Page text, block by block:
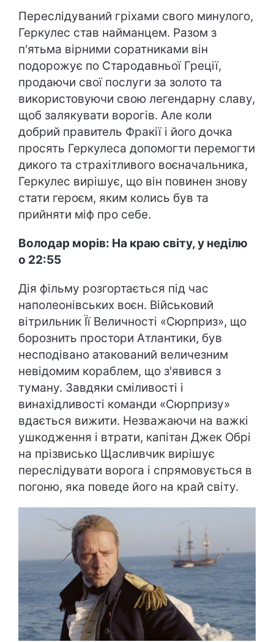
Переслідуваний гріхами свого минулого,
Геркулес став найманцем. Разом з
п'ятьма вірними соратниками він
подорожує по Стародавньої Греції,
продаючи свої послуги за золото та
використовуючи свою легендарну славу,
щоб залякувати ворогів. Але коли
добрий правитель Фракії і його дочка
просять Геркулеса допомогти перемогти
дикого та страхітливого воєначальника,
Геркулес вирішує, що він повинен знову
стати героєм, яким колись був та
прийняти міф про себе.
Володар морів: На краю світу, у неділю
о 22:55
Дія фільму розгортається під час
наполеонівських воєн. Військовий
вітрильник Її Величності «Сюрприз», що
борознить простори Атлантики, був
несподівано атакований величезним
невідомим кораблем, що з'явився з
туману. Завдяки сміливості і
винахідливості команди «Сюрпризу»
вдається вижити. Незважаючи на важкі
ушкодження і втрати, капітан Джек Обрі
на прізвисько Щасливчик вирішує
переслідувати ворога і спрямовується в
погоню, яка поведе його на край світу.